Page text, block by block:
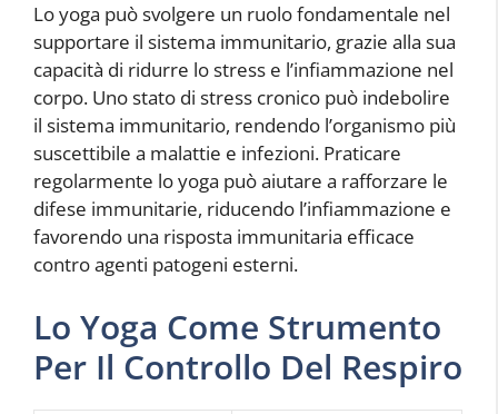
Lo yoga può svolgere un ruolo fondamentale nel
supportare il sistema immunitario, grazie alla sua
capacità di ridurre lo stress e l’infiammazione nel
corpo. Uno stato di stress cronico può indebolire
il sistema immunitario, rendendo l’organismo più
suscettibile a malattie e infezioni. Praticare
regolarmente lo yoga può aiutare a rafforzare le
difese immunitarie, riducendo l’infiammazione e
favorendo una risposta immunitaria efficace
contro agenti patogeni esterni.
Lo Yoga Come Strumento
Per Il Controllo Del Respiro